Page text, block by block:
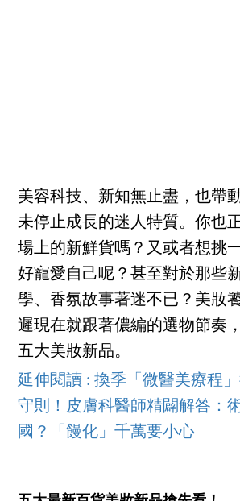
美容科技、新知無止盡，也帶
未停止成長的迷人特質。你也
場上的新鮮貨嗎？又或者想挑
好寵愛自己呢？甚至對於那些
學、香氛故事著迷不已？美妝
遲現在就跟著儂編的選物節奏
五大美妝新品。
延伸閱讀 : 換季「微醫美療程
守則！皮膚科醫師精闢解答：
國？「饅化」千萬要小心